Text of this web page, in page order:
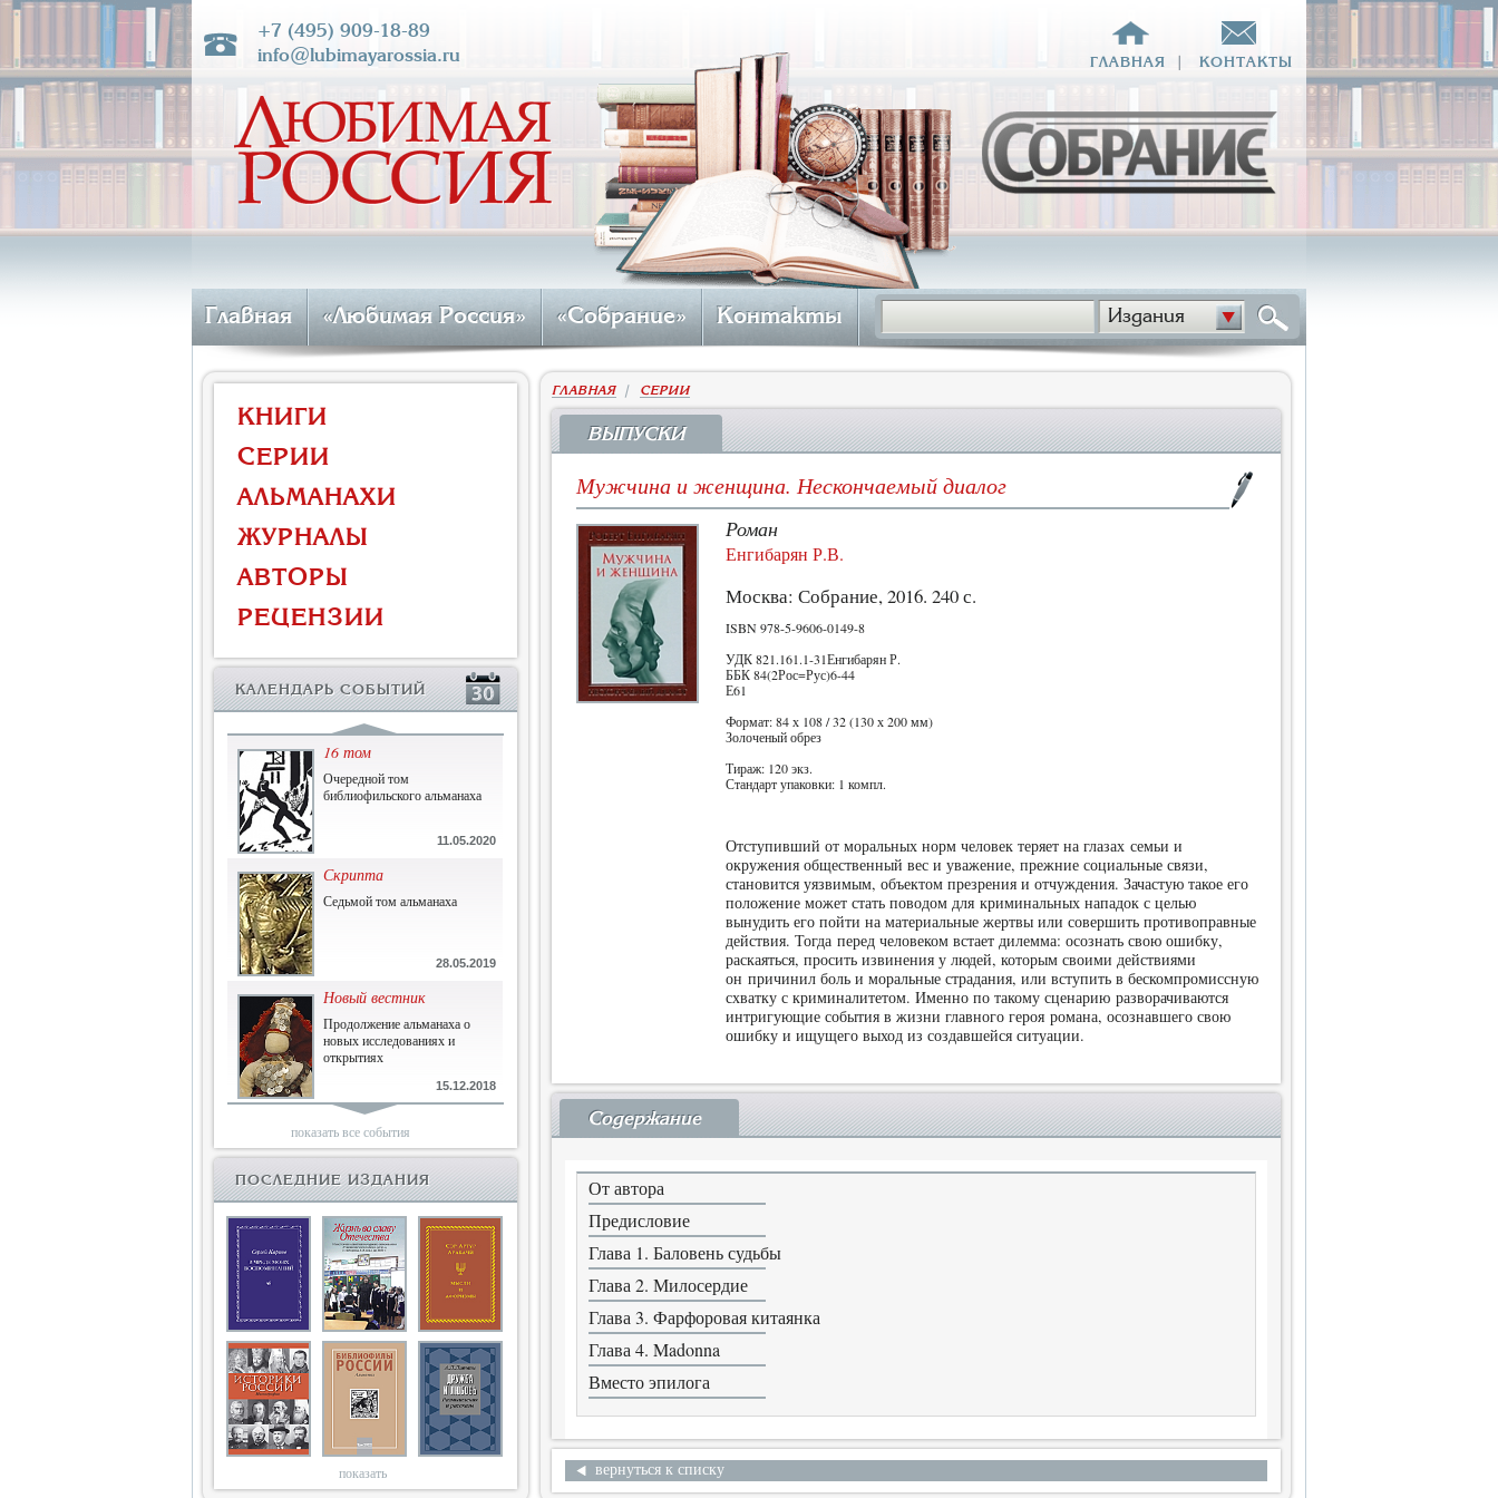
+7 (495) 909-18-89
info@lubimayarossia.ru
ГЛАВНАЯ КОНТАКТЫ
Главная «Любимая Россия» «Собрание» Контакты Издания
КНИГИ
СЕРИИ
АЛЬМАНАХИ
ЖУРНАЛЫ
АВТОРЫ
РЕЦЕНЗИИ
КАЛЕНДАРЬ СОБЫТИЙ
Власть и церковь
Противостояние во время
массового голода
История и историческая
исторической мысли
16 том
Очередной том
библиофильского альманаха
11.05.2020
Скрипта
Седьмой том альманаха
28.05.2019
Новый вестник
Продолжение альманаха о
новых исследованиях и
открытиях
15.12.2018
Библиофилам
Четырнадцатый и не последний
Двенадцатый
Новый том Вестника истории,
литературы, искусства
25.09.2017
Книги блокады
Последняя книга Т.В.Сталевой
15.06.2017
Энциклопедия историков
показать все события
ПОСЛЕДНИЕ ИЗДАНИЯ
показать
ГЛАВНАЯ| СЕРИИ
ВЫПУСКИ
Мужчина и женщина. Нескончаемый диалог
Роман
Енгибарян Р.В.
Москва: Собрание, 2016. 240 с.
ISBN 978-5-9606-0149-8
УДК 821.161.1-31Енгибарян Р.
ББК 84(2Рос=Рус)6-44
Е61
Формат: 84 х 108 / 32 (130 х 200 мм)
Золоченый обрез
Тираж: 120 экз.
Стандарт упаковки: 1 компл.
Отступивший от моральных норм человек теряет на глазах семьи и
окружения общественный вес и уважение, прежние социальные связи,
становится уязвимым, объектом презрения и отчуждения. Зачастую такое его
положение может стать поводом для криминальных нападок с целью
вынудить его пойти на материальные жертвы или совершить противоправные
действия. Тогда перед человеком встает дилемма: осознать свою ошибку,
раскаяться, просить извинения у людей, которым своими действиями
он причинил боль и моральные страдания, или вступить в бескомпромиссную
схватку с криминалитетом. Именно по такому сценарию разворачиваются
интригующие события в жизни главного героя романа, осознавшего свою
ошибку и ищущего выход из создавшейся ситуации.
Содержание
От автора
Предисловие
Глава 1. Баловень судьбы
Глава 2. Милосердие
Глава 3. Фарфоровая китаянка
Глава 4. Madonna
Вместо эпилога
вернуться к списку